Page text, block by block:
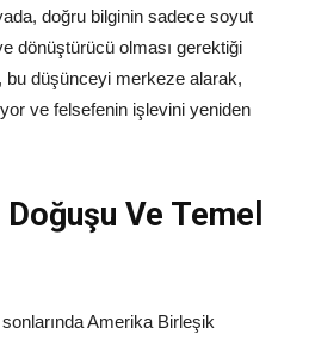
doğru bilginin sadece soyut
dönüştürücü olması gerektiği
düşünceyi merkeze alarak,
ve felsefenin işlevini yeniden
Ve Temel
sonlarında Amerika Birleşik